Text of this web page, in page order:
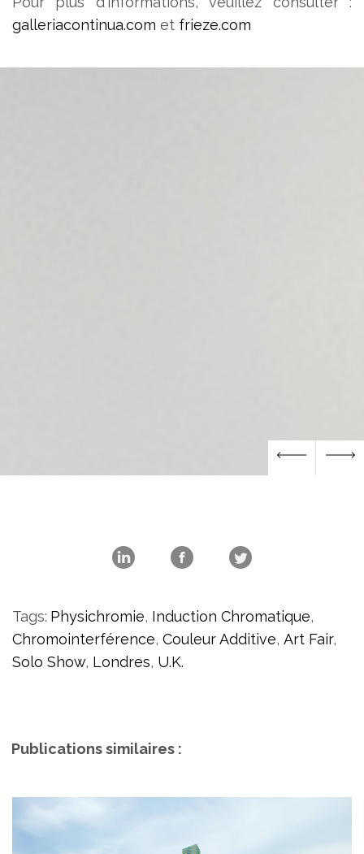
galleriacontinua.com et frieze.com
Tags: Physichromie, Induction Chromatique,
Chromointerférence,Couleur Additive,Art Fair,
Solo Show, Londres, U.K.
Publications similaires :